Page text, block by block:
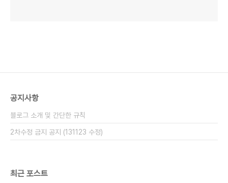
공지사항
블로그 소개 및 간단한 규칙
2차수정 금지 공지 (131123 수정)
최근 포스트